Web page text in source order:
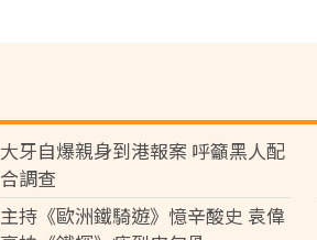
大牙自爆親身到港報案 呼籲黑人配
合調查
主持《歐洲鐵騎遊》憶辛酸史 袁偉